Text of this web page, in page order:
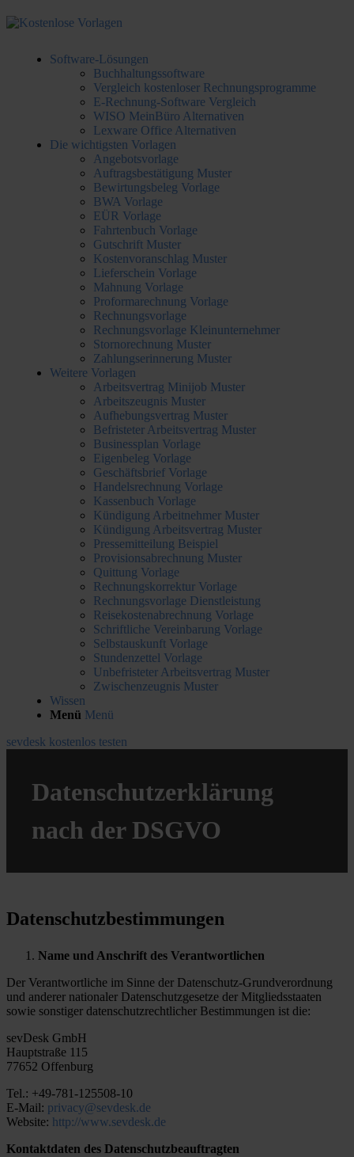
Software-Lösungen
Buchhaltungssoftware
Vergleich kostenloser Rechnungsprogramme
E-Rechnung-Software Vergleich
WISO MeinBüro Alternativen
Lexware Office Alternativen
Die wichtigsten Vorlagen
Angebotsvorlage
Auftragsbestätigung Muster
Bewirtungsbeleg Vorlage
BWA Vorlage
EÜR Vorlage
Fahrtenbuch Vorlage
Gutschrift Muster
Kostenvoranschlag Muster
Lieferschein Vorlage
Mahnung Vorlage
Proformarechnung Vorlage
Rechnungsvorlage
Rechnungsvorlage Kleinunternehmer
Stornorechnung Muster
Zahlungserinnerung Muster
Weitere Vorlagen
Arbeitsvertrag Minijob Muster
Arbeitszeugnis Muster
Aufhebungsvertrag Muster
Befristeter Arbeitsvertrag Muster
Businessplan Vorlage
Eigenbeleg Vorlage
Geschäftsbrief Vorlage
Handelsrechnung Vorlage
Kassenbuch Vorlage
Kündigung Arbeitnehmer Muster
Kündigung Arbeitsvertrag Muster
Pressemitteilung Beispiel
Provisionsabrechnung Muster
Quittung Vorlage
Rechnungskorrektur Vorlage
Rechnungsvorlage Dienstleistung
Reisekostenabrechnung Vorlage
Schriftliche Vereinbarung Vorlage
Selbstauskunft Vorlage
Stundenzettel Vorlage
Unbefristeter Arbeitsvertrag Muster
Zwischenzeugnis Muster
Wissen
Menü Menü
sevdesk kostenlos testen
Datenschutzerklärung
nach der DSGVO
Datenschutzbestimmungen
Name und Anschrift des Verantwortlichen
Der Verantwortliche im Sinne der Datenschutz-Grundverordnung
und anderer nationaler Datenschutzgesetze der Mitgliedsstaaten
sowie sonstiger datenschutzrechtlicher Bestimmungen ist die:
sevDesk GmbH
Hauptstraße 115
77652 Offenburg
Tel.: +49-781-125508-10
E-Mail: privacy@sevdesk.de
Website: http://www.sevdesk.de
Kontaktdaten des Datenschutzbeauftragten